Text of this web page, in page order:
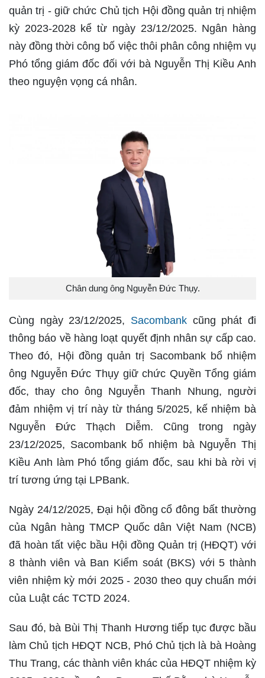
quản trị - giữ chức Chủ tịch Hội đồng quản trị nhiệm
kỳ 2023-2028 kể từ ngày 23/12/2025. Ngân hàng
này đồng thời công bố việc thôi phân công nhiệm vụ
Phó tổng giám đốc đối với bà Nguyễn Thị Kiều Anh
theo nguyện vọng cá nhân.
Chân dung ông Nguyễn Đức Thụy.
Cùng ngày 23/12/2025, Sacombank cũng phát đi
thông báo về hàng loạt quyết định nhân sự cấp cao.
Theo đó, Hội đồng quản trị Sacombank bổ nhiệm
ông Nguyễn Đức Thụy giữ chức Quyền Tổng giám
đốc, thay cho ông Nguyễn Thanh Nhung, người
đảm nhiệm vị trí này từ tháng 5/2025, kế nhiệm bà
Nguyễn Đức Thạch Diễm. Cũng trong ngày
23/12/2025, Sacombank bổ nhiệm bà Nguyễn Thị
Kiều Anh làm Phó tổng giám đốc, sau khi bà rời vị
trí tương ứng tại LPBank.
Ngày 24/12/2025, Đại hội đồng cổ đông bất thường
của Ngân hàng TMCP Quốc dân Việt Nam (NCB)
đã hoàn tất việc bầu Hội đồng Quản trị (HĐQT) với
8 thành viên và Ban Kiểm soát (BKS) với 5 thành
viên nhiệm kỳ mới 2025 - 2030 theo quy chuẩn mới
của Luật các TCTD 2024.
Sau đó, bà Bùi Thị Thanh Hương tiếp tục được bầu
làm Chủ tịch HĐQT NCB, Phó Chủ tịch là bà Hoàng
Thu Trang, các thành viên khác của HĐQT nhiệm kỳ